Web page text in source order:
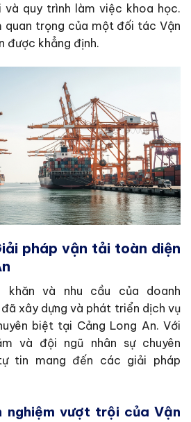
quy trình làm việc khoa học.
quan trọng của một đối tác Vận
được khẳng định.
pháp vận tải toàn diện
khăn và nhu cầu của doanh
đã xây dựng và phát triển dịch vụ
biệt tại Cảng Long An. Với
và đội ngũ nhân sự chuyên
tin mang đến các giải pháp
nghiệm vượt trội của Vận